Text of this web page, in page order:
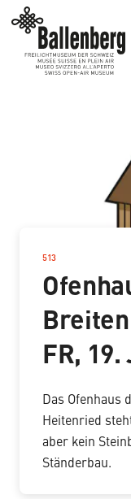
513
–
FR, 19.
Das Ofenhaus
Heitenried
aber kein
Ständerbau.